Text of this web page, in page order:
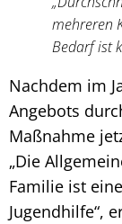
mehreren
Bedarf ist
Nachdem im
Angebots
Maßnahme
„Die
Familie ist
Jugendhilfe“,